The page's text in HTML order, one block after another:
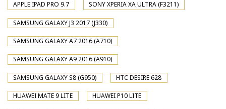
APPLE IPAD PRO 9.7 SONY XPERIA XA ULTRA (F3211)
SAMSUNG GALAXY J3 2017 (J330)
SAMSUNG GALAXY A7 2016 (A710)
SAMSUNG GALAXY A9 2016 (A910)
SAMSUNG GALAXY S8 (G950) HTC DESIRE 628
HUAWEI MATE 9 LITE HUAWEI P10 LITE